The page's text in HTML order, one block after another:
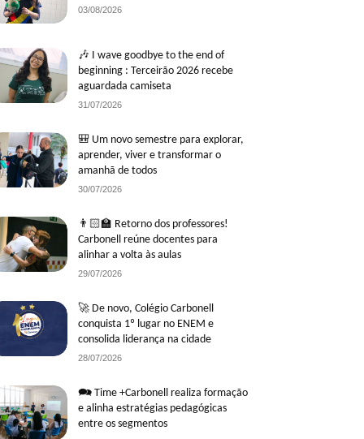
03/08/2026
🎶 I wave goodbye to the end of
beginning : Terceirão 2026 recebe
aguardada camiseta
31/07/2026
🎒 Um novo semestre para explorar,
aprender, viver e transformar o
amanhã de todos
30/07/2026
👨🏻‍🏫 Retorno dos professores!
Carbonell reúne docentes para
alinhar a volta às aulas
29/07/2026
🚀 De novo, Colégio Carbonell
conquista 1º lugar no ENEM e
consolida liderança na cidade
28/07/2026
🗪 Time +Carbonell realiza formação
e alinha estratégias pedagógicas
entre os segmentos